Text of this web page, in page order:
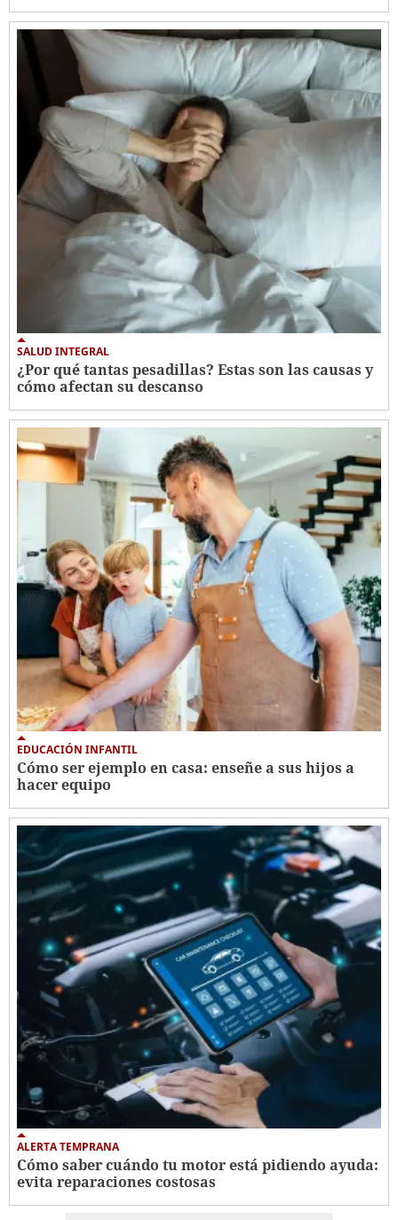
SALUD INTEGRAL
¿Por qué tantas pesadillas? Estas son las causas y
cómo afectan su descanso
EDUCACIÓN INFANTIL
Cómo ser ejemplo en casa: enseñe a sus hijos a
hacer equipo
ALERTA TEMPRANA
Cómo saber cuándo tu motor está pidiendo ayuda:
evita reparaciones costosas